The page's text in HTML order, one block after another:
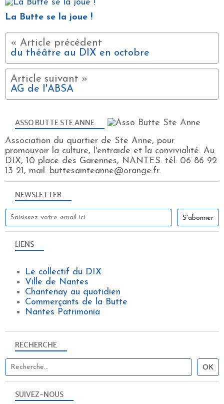
La Butte se la joue !
du théâtre au DIX en octobre
AG de l'ABSA
NEWSLETTER
SUIVEZ-NOUS
RECHERCHE
ASSO BUTTE STE ANNE
Association du quartier de Ste Anne, pour
promouvoir la culture, l'entraide et la convivialité. Au
DIX, 10 place des Garennes, NANTES. tél: 06 86 92
13 21, mail: buttesainteanne@orange.fr.
LIENS
Le collectif du DIX
Ville de Nantes
Chantenay au quotidien
Commerçants de la Butte
Nantes Patrimonia